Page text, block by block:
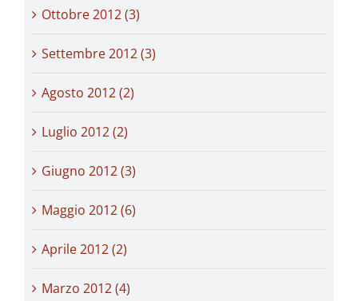
Ottobre 2012 (3)
Settembre 2012 (3)
Agosto 2012 (2)
Luglio 2012 (2)
Giugno 2012 (3)
Maggio 2012 (6)
Aprile 2012 (2)
Marzo 2012 (4)